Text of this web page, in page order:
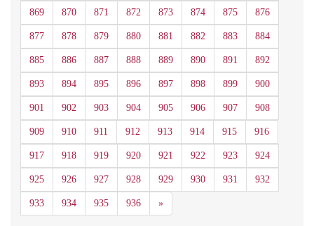
869 870 871 872 873 874 875 876
877 878 879 880 881 882 883 884
885 886 887 888 889 890 891 892
893 894 895 896 897 898 899 900
901 902 903 904 905 906 907 908
909 910 911 912 913 914 915 916
917 918 919 920 921 922 923 924
925 926 927 928 929 930 931 932
933 934 935 936 »Siguiente